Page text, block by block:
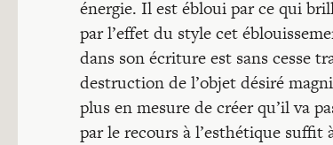
énergie. Il est ébloui par ce qui
par l’effet du style cet
dans son écriture est sans cesse
destruction de l’objet désiré
plus en mesure de créer qu’il va
par le recours à l’esthétique suffit